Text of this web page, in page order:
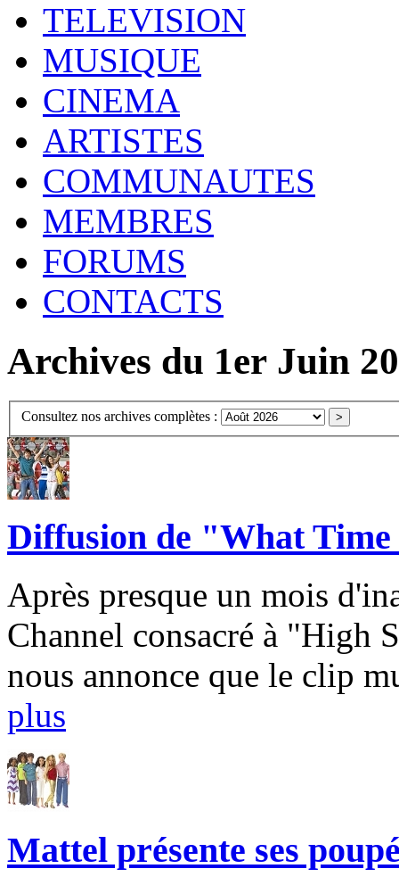
TELEVISION
MUSIQUE
CINEMA
ARTISTES
COMMUNAUTES
MEMBRES
FORUMS
CONTACTS
Archives du 1er Juin
Consultez nos archives complètes :
Diffusion de "What
Après presque un mois
Channel consacré à "High
nous annonce que le clip
plus
Mattel présente ses